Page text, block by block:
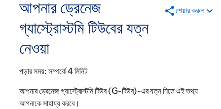
আপনার ড্রেনেজ
গ্যাস্ট্রোস্টমি টিউবের যত্ন
নেওয়া
শেয়ার করুন
পড়ার সময়: সম্পর্কে 4 মিনিট
আপনার ড্রেনেজ গ্যাস্ট্রোস্টমি টিউব (G-টিউব)-এর যত্ন নিতে এই তথ্য
আপনাকে সাহায্য করবে।